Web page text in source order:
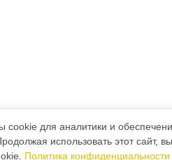
cookie для аналитики и
использовать этот сайт,
Политика конфиденциальности